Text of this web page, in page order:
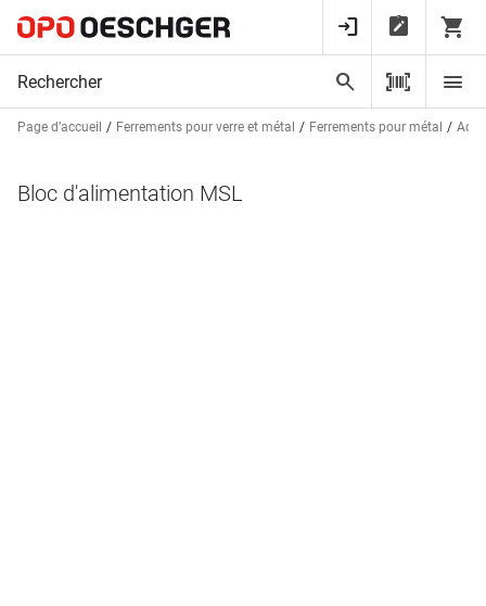
Page d’accueil Ferrements pour verre et métal Ferrements pour métal
Bloc d'alimentation MSL